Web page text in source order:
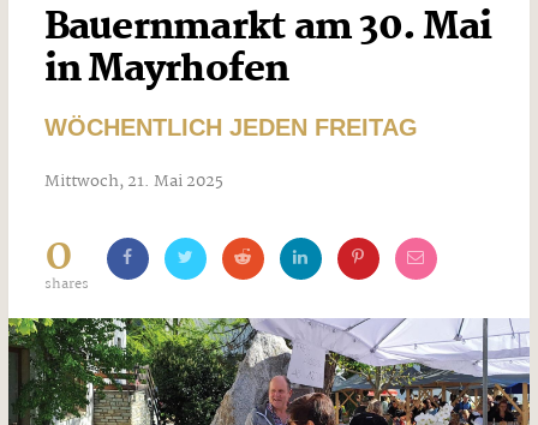
Bauernmarkt am 30. Mai
in Mayrhofen
WÖCHENTLICH JEDEN FREITAG
Mittwoch, 21. Mai 2025
0
shares